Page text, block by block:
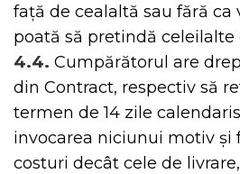
față de cealaltă sau fără ca
poată să pretindă celeilalte
4.4. Cumpărătorul are
din Contract, respectiv să
termen de 14 zile
invocarea niciunui motiv și
costuri decât cele de